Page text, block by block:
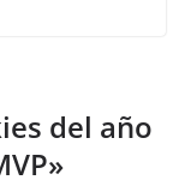
del año
»